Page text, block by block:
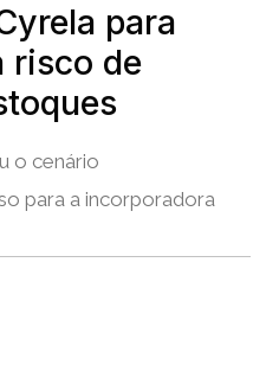
para
risco de
o cenário
para a incorporadora